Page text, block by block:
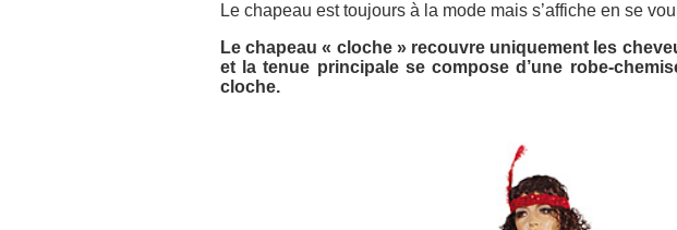
Le chapeau est toujours à la mode mais s’affiche en se
Le chapeau « cloche » recouvre uniquement les
et la tenue principale se compose d’une robe-
cloche.